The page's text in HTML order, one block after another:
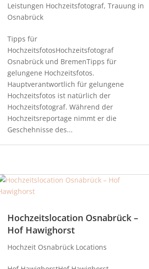
Leistungen Hochzeitsfotograf, Trauung in
Osnabrück
Tipps für
HochzeitsfotosHochzeitsfotograf
Osnabrück und BremenTipps für
gelungene Hochzeitsfotos.
Hauptverantwortlich für gelungene
Hochzeitsfotos ist natürlich der
Hochzeitsfotograf. Während der
Hochzeitsreportage nimmt er die
Geschehnisse des...
Hochzeitslocation Osnabrück –
Hof Hawighorst
Hochzeit Osnabrück Locations